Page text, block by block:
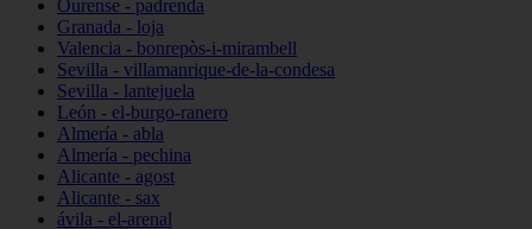
Ourense - padrenda
Granada - loja
Valencia - bonrepòs-i-mirambell
Sevilla - villamanrique-de-la-condesa
Sevilla - lantejuela
León - el-burgo-ranero
Almería - abla
Almería - pechina
Alicante - agost
Alicante - sax
ávila - el-arenal